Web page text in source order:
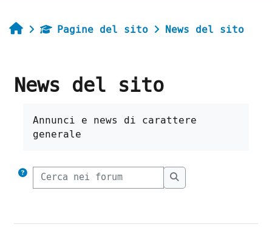
HomePagine del sito News del sito
News del sito
Annunci e news di carattere
generale
Cerca nei forum
Cerca nei forum